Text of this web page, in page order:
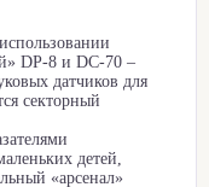
DP-8 и DC-70 –
датчиков для
секторный
детей,
«арсенал»